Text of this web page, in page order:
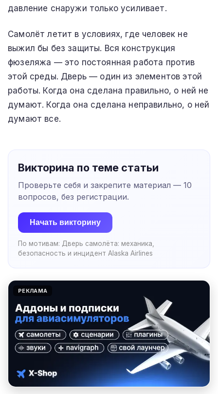
давление снаружи только усиливает.
Самолёт летит в условиях, где человек не
выжил бы без защиты. Вся конструкция
фюзеляжа — это постоянная работа против
этой среды. Дверь — один из элементов этой
работы. Когда она сделана правильно, о ней не
думают. Когда она сделана неправильно, о ней
думают все.
Викторина по теме статьи
Проверьте себя и закрепите материал — 10
вопросов, без регистрации.
Начать викторину
По мотивам: Дверь самолёта: механика,
безопасность и инцидент Alaska Airlines
РЕКЛАМА